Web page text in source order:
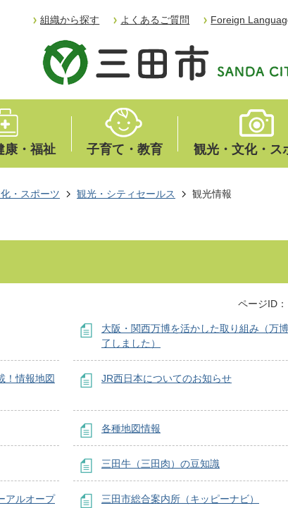
組織から探す よくあるご質問 Foreign
康・福祉 子育て・教育 観光・文化・ス
・スポーツ 観光・シティセールス 観光情報
ページID：
大阪・関西万博を活かした取り組み（万
了しました）
！情報地図
JR西日本についてのお知らせ
各種地図情報
三田牛（三田肉）の豆知識
アルオープ
三田市総合案内所（キッピーナビ）